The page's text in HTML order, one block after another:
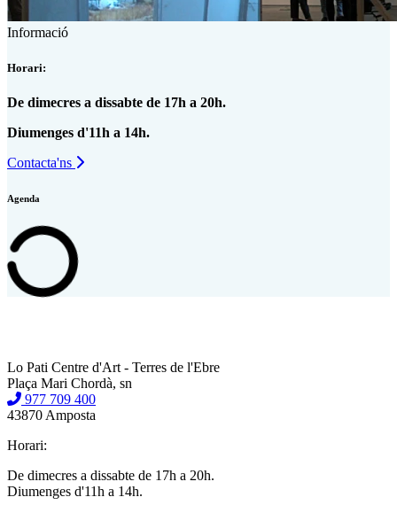
Informació
Horari:
De dimecres a dissabte de 17h a 20h.
Diumenges d'11h a 14h.
Contacta'ns
Agenda
Lo Pati Centre d'Art - Terres de l'Ebre
Plaça Mari Chordà, sn
977 709 400
43870 Amposta
Horari:
De dimecres a dissabte de 17h a 20h.
Diumenges d'11h a 14h.